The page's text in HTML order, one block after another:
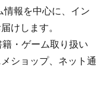
報を中心に、イン
けします。
・ゲーム取り扱い
ショップ、ネット通